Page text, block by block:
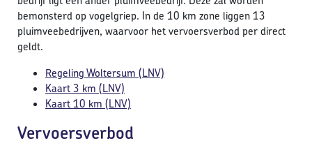
bemonsterd op vogelgriep. In de 10 km zone liggen 13
pluimveebedrijven, waarvoor het vervoersverbod per direct
geldt.
Regeling Woltersum (LNV)
Kaart 3 km (LNV)
Kaart 10 km (LNV)
Vervoersverbod